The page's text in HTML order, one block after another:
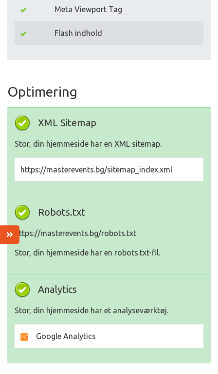
Meta Viewport Tag
Flash indhold
Optimering
XML Sitemap
Stor, din hjemmeside har en XML sitemap.
https://masterevents.bg/sitemap_index.xml
Robots.txt
https://masterevents.bg/robots.txt
Stor, din hjemmeside har en robots.txt-fil.
Analytics
Stor, din hjemmeside har et analyseværktøj.
Google Analytics